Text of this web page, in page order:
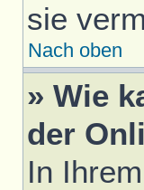
sie
Nach oben
» Wie
der
In